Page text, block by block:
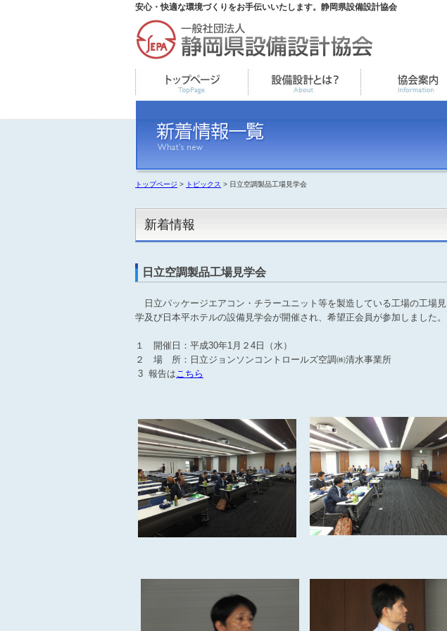
安心・快適な環境づくりをお手伝いいたします。静岡県設備設計協会
トップページ > トピックス > 日立空調製品工場見学会
新着情報
日立空調製品工場見学会
日立パッケージエアコン・チラーユニット等を製造している工場の工場見
学及び日本平ホテルの設備見学会が開催され、希望正会員が参加しました。
１ 開催日：平成30年1月２4日（水）
２ 場 所：日立ジョンソンコントロールズ空調㈱清水事業所
3 報告はこちら